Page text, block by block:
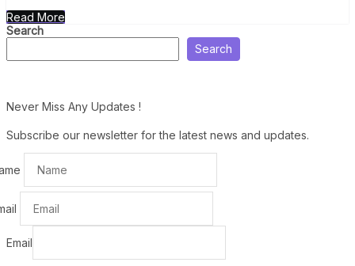
Read More
Search
Search
Never Miss Any Updates !
Subscribe our newsletter for the latest news and updates.
Email